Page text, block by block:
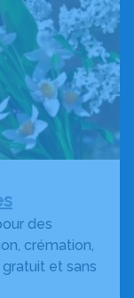
des
crémation,
et sans